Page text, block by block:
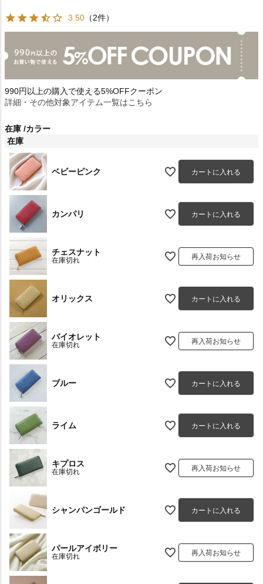
3.50 （2件）
990円以上の購入で使える5%OFFクーポン
詳細・その他対象アイテム一覧はこちら
在庫 カラー
在庫
ベビーピンク カートに入れる
カンパリ カートに入れる
チェスナット
在庫切れ 再入荷お知らせ
オリックス カートに入れる
バイオレット
在庫切れ 再入荷お知らせ
ブルー カートに入れる
ライム カートに入れる
キプロス
在庫切れ 再入荷お知らせ
シャンパンゴールド カートに入れる
パールアイボリー
在庫切れ 再入荷お知らせ